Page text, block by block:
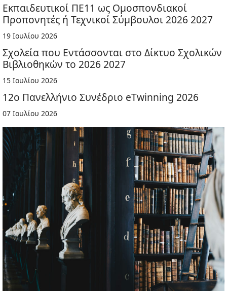
Εκπαιδευτικοί ΠΕ11 ως Ομοσπονδιακοί
Προπονητές ή Τεχνικοί Σύμβουλοι 2026 2027
19 Ιουλίου 2026
Σχολεία που Εντάσσονται στο Δίκτυο Σχολικών
Βιβλιοθηκών το 2026 2027
15 Ιουλίου 2026
12ο Πανελλήνιο Συνέδριο eTwinning 2026
07 Ιουλίου 2026